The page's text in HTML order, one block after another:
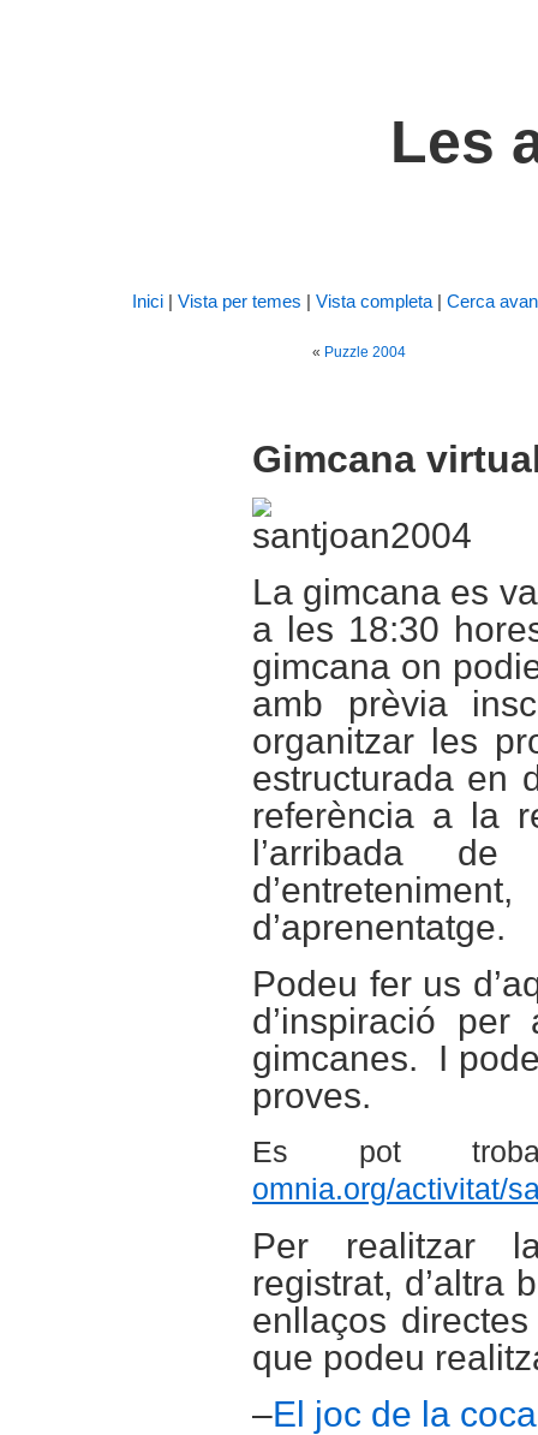
Les
Inici | Vista per temes | Vista completa | Cerca
« Puzzle 2004
Gimcana
La gimcana es
a les 18:30
gimcana on
amb prèvia
organitzar les
estructurada en
referència a la
l’arribada
d’aprenentatge.
Podeu fer us
d’inspiració
gimcanes. I
proves.
Es pot
omnia.org/activitat/
Per realitzar
registrat, d’altra
enllaços
que podeu
–El joc de la coca